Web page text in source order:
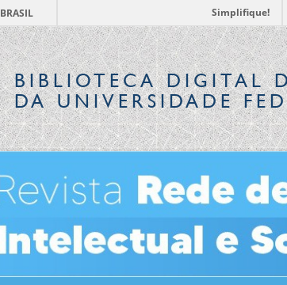
BRASIL Simplifique!
BIBLIOTECA DIGITAL
DA UNIVERSIDADE